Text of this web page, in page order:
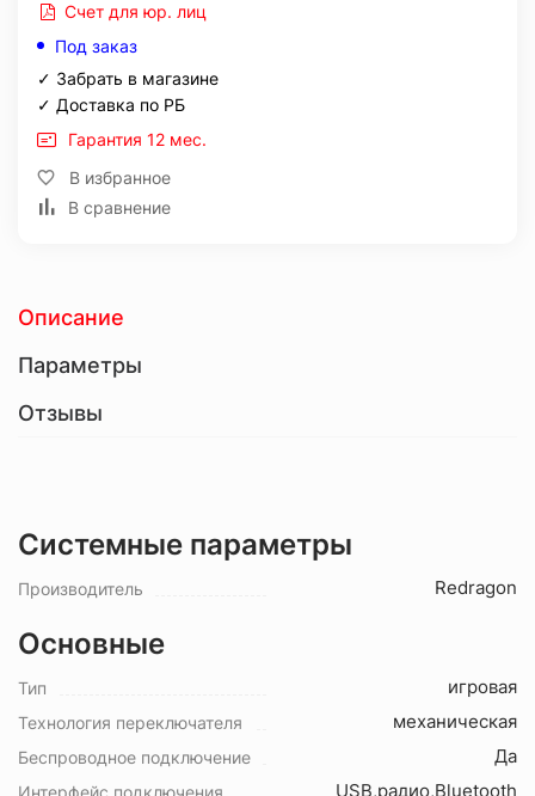
Счет для юр. лиц
Под заказ
✓ Забрать в магазине
✓ Доставка по РБ
Гарантия 12 мес.
В избранное
В сравнение
Описание
Параметры
Отзывы
Системные параметры
Производитель Redragon
Основные
Тип игровая
Технология переключателя механическая
Беспроводное подключение Да
Интерфейс подключения USB,радио,Bluetooth